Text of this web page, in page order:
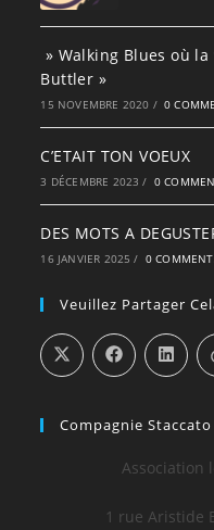
» Walking Blues où
Buttler »
15 NOVEMBRE 2020 / 0
C’ETAIT TON VOEUX
3 DÉCEMBRE 2023 / 0
DES MOTS A
16 JANVIER 2025 / 0
Veuillez Partager
Compagnie Staccato
Association
1 rue Aristide